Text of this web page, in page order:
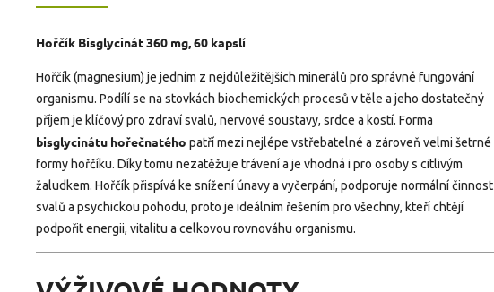
Hořčík Bisglycinát 360 mg, 60 kapslí
Hořčík (magnesium) je jedním z nejdůležitějších minerálů pro správné fungování
organismu. Podílí se na stovkách biochemických procesů v těle a jeho dostatečný
příjem je klíčový pro zdraví svalů, nervové soustavy, srdce a kostí. Forma
bisglycinátu hořečnatého patří mezi nejlépe vstřebatelné a zároveň velmi šetrné
formy hořčíku. Díky tomu nezatěžuje trávení a je vhodná i pro osoby s citlivým
žaludkem. Hořčík přispívá ke snížení únavy a vyčerpání, podporuje normální činnost
svalů a psychickou pohodu, proto je ideálním řešením pro všechny, kteří chtějí
podpořit energii, vitalitu a celkovou rovnováhu organismu.